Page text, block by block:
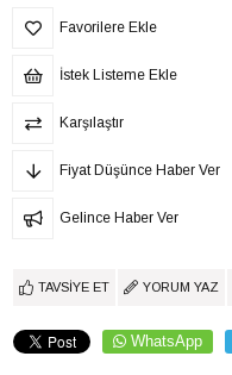
Favorilere Ekle
İstek Listeme Ekle
Karşılaştır
Fiyat Düşünce Haber Ver
Gelince Haber Ver
TAVSIYE ET YORUM YAZ
WhatsApp